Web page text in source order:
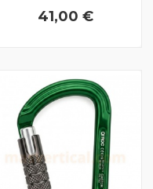
41,00 €